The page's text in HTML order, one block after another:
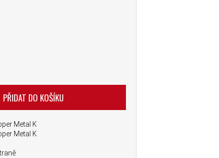
PŘIDAT DO KOŠÍKU
Metal K
Metal K